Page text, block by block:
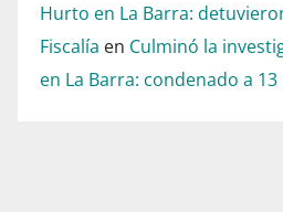
Hurto en La Barra:
Fiscalía en Culminó la
en La Barra: condenado a